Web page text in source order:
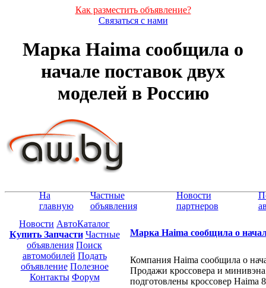
Как разместить объявление?
Связаться с нами
Марка Haima сообщила о
начале поставок двух
моделей в Россию
На
главную
Частные
объявления
Новости
партнеров
Новости АвтоКаталог
Купить Запчасти Частные
объявления Поиск
автомобилей Подать
объявление Полезное
Контакты Форум
Марка Haima сообщила о
Компания Haima сообщила о
Продажи кроссовера и
подготовлены кроссовер